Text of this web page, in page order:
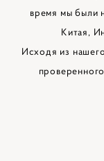
время мы были
Китая,
Исходя из